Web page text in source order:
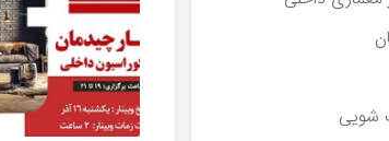
شویی